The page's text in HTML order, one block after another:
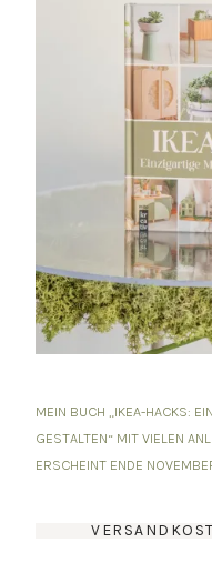
MEIN BUCH „IKEA-HACKS:
GESTALTEN“ MIT VIELEN
ERSCHEINT ENDE